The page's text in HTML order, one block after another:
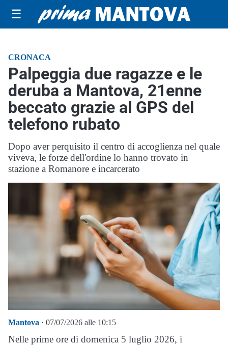
☰
CRONACA
Palpeggia due ragazze e le
deruba a Mantova, 21enne
beccato grazie al GPS del
telefono rubato
Dopo aver perquisito il centro di accoglienza nel quale
viveva, le forze dell'ordine lo hanno trovato in
stazione a Romanore e incarcerato
Mantova · 07/07/2026 alle 10:15
Nelle prime ore di domenica 5 luglio 2026, i